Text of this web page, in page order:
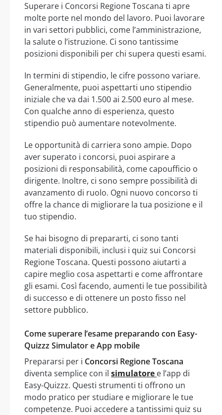
Superare i Concorsi Regione Toscana ti apre
molte porte nel mondo del lavoro. Puoi lavorare
in vari settori pubblici, come l’amministrazione,
la salute o l’istruzione. Ci sono tantissime
posizioni disponibili per chi supera questi esami.
In termini di stipendio, le cifre possono variare.
Generalmente, puoi aspettarti uno stipendio
iniziale che va dai 1.500 ai 2.500 euro al mese.
Con qualche anno di esperienza, questo
stipendio può aumentare notevolmente.
Le opportunità di carriera sono ampie. Dopo
aver superato i concorsi, puoi aspirare a
posizioni di responsabilità, come capoufficio o
dirigente. Inoltre, ci sono sempre possibilità di
avanzamento di ruolo. Ogni nuovo concorso ti
offre la chance di migliorare la tua posizione e il
tuo stipendio.
Se hai bisogno di prepararti, ci sono tanti
materiali disponibili, inclusi i quiz sui Concorsi
Regione Toscana. Questi possono aiutarti a
capire meglio cosa aspettarti e come affrontare
gli esami. Così facendo, aumenti le tue possibilità
di successo e di ottenere un posto fisso nel
settore pubblico.
Come superare l’esame preparando con Easy-
Quizzz Simulator e App mobile
Prepararsi per i Concorsi Regione Toscana
diventa semplice con il simulatore e l’app di
Easy-Quizzz. Questi strumenti ti offrono un
modo pratico per studiare e migliorare le tue
competenze. Puoi accedere a tantissimi quiz su